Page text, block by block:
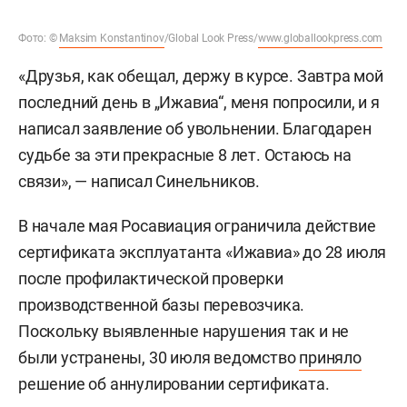
Фото: © Maksim Konstantinov/Global Look Press/www.globallookpress.com
«Друзья, как обещал, держу в курсе. Завтра мой
последний день в „Ижавиа“, меня попросили, и я
написал заявление об увольнении. Благодарен
судьбе за эти прекрасные 8 лет. Остаюсь на
связи», — написал Синельников.
В начале мая Росавиация ограничила действие
сертификата эксплуатанта «Ижавиа» до 28 июля
после профилактической проверки
производственной базы перевозчика.
Поскольку выявленные нарушения так и не
были устранены, 30 июля ведомствоприняло
решение об аннулировании сертификата.